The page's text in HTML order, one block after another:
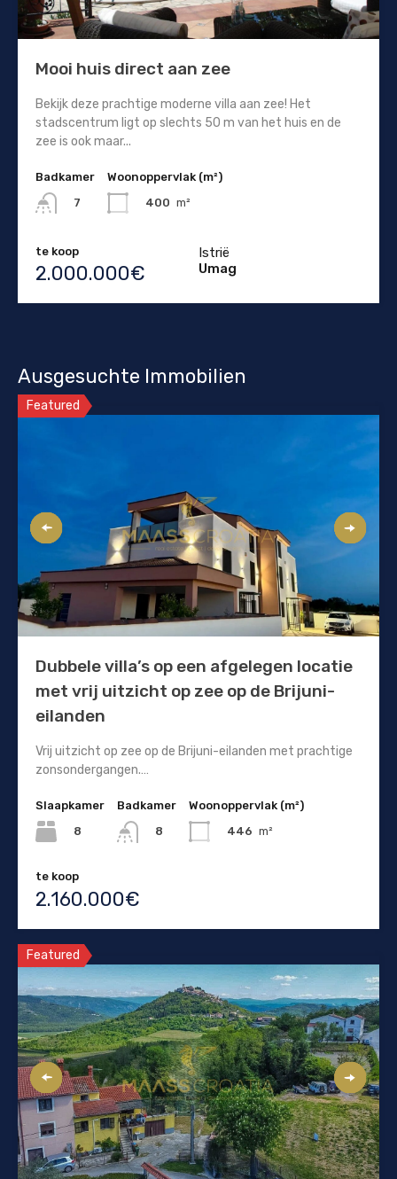
Mooi huis direct aan zee
Bekijk deze prachtige moderne villa aan zee! Het
stadscentrum ligt op slechts 50 m van het huis en de
zee is ook maar...
Badkamer
7
Woonoppervlak (m²)
400 m²
te koop
2.000.000€
Istrië
Umag
Ausgesuchte Immobilien
Featured
Dubbele villa’s op een afgelegen locatie
met vrij uitzicht op zee op de Brijuni-
eilanden
Vrij uitzicht op zee op de Brijuni-eilanden met prachtige
zonsondergangen.…
Slaapkamer
8
Badkamer
8
Woonoppervlak (m²)
446 m²
te koop
2.160.000€
Featured